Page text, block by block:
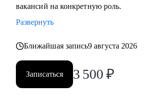
вакансий на конкретную роль.
Развернуть
Ближайшая запись9 августа 2026
Записаться 3 500 ₽